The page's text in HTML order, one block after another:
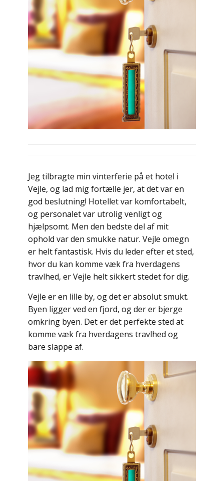
Jeg tilbragte min vinterferie på et hotel i
Vejle, og lad mig fortælle jer, at det var en
god beslutning! Hotellet var komfortabelt,
og personalet var utrolig venligt og
hjælpsomt. Men den bedste del af mit
ophold var den smukke natur. Vejle omegn
er helt fantastisk. Hvis du leder efter et sted,
hvor du kan komme væk fra hverdagens
travlhed, er Vejle helt sikkert stedet for dig.
Vejle er en lille by, og det er absolut smukt.
Byen ligger ved en fjord, og der er bjerge
omkring byen. Det er det perfekte sted at
komme væk fra hverdagens travlhed og
bare slappe af.